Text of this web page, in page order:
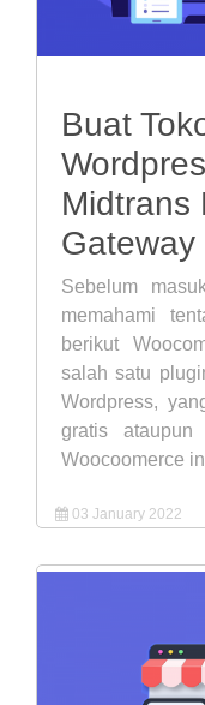
Buat
Midtrans
Gateway
Sebelum
memahami
berikut
salah satu
Wordpress,
gratis ataupun
Woocoomerce
03 January 2022